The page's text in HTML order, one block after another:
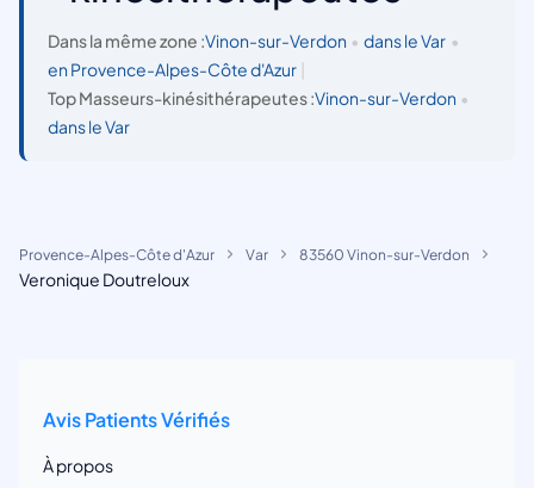
Dans la même zone :Vinon-sur-Verdon • dans le Var •
en Provence-Alpes-Côte d'Azur
Top Masseurs-kinésithérapeutes :Vinon-sur-Verdon •
dans le Var
Provence-Alpes-Côte d'Azur Var 83560 Vinon-sur-Verdon
Veronique Doutreloux
Avis Patients Vérifiés
À propos